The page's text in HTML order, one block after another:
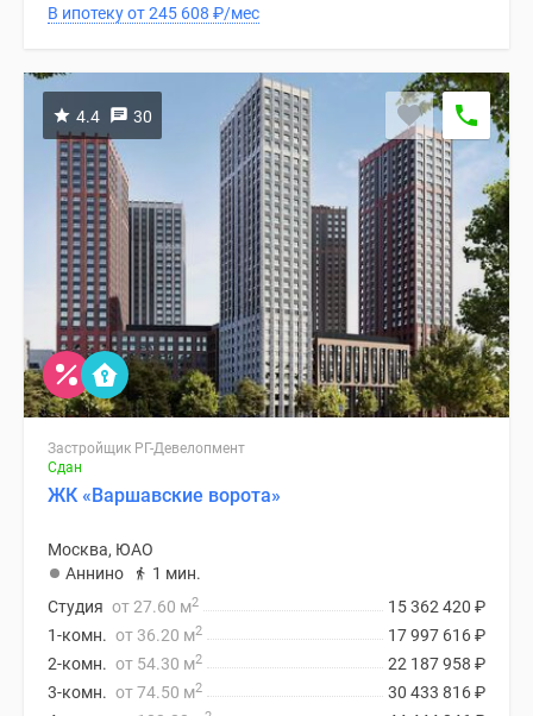
В ипотеку от 245 608 ₽/мес
4.4 30
Застройщик РГ-Девелопмент
Сдан
ЖК «Варшавские ворота»
Москва, ЮАО
Аннино
1 мин.
15 362 420 ₽
Студия от 27.60 м2
17 997 616₽
1-комн. от 36.20 м2
22 187 958 ₽
2-комн. от 54.30 м2
30 433 816₽
3-комн. от 74.50 м2